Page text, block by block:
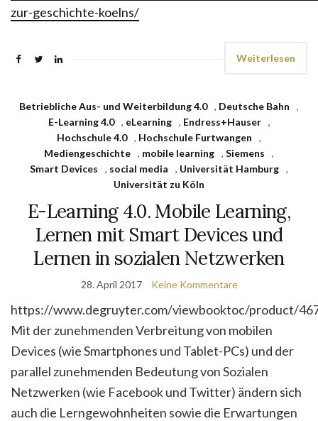
zur-geschichte-koelns/
Weiterlesen
Betriebliche Aus- und Weiterbildung 4.0 , Deutsche Bahn
,
E-Learning 4.0
, eLearning , Endress+Hauser
,
Hochschule 4.0 , Hochschule Furtwangen
,
Mediengeschichte , mobile learning , Siemens
,
Smart Devices
, social media , Universität Hamburg ,
Universität zu Köln
E-Learning 4.0. Mobile Learning,
Lernen mit Smart Devices und
Lernen in sozialen Netzwerken
28. April 2017 Keine Kommentare
https://www.degruyter.com/viewbooktoc/product/
Mit der zunehmenden Verbreitung von mobilen
Devices (wie Smartphones und Tablet-PCs) und der
parallel zunehmenden Bedeutung von Sozialen
Netzwerken (wie Facebook und Twitter) ändern sich
auch die Lerngewohnheiten sowie die Erwartungen